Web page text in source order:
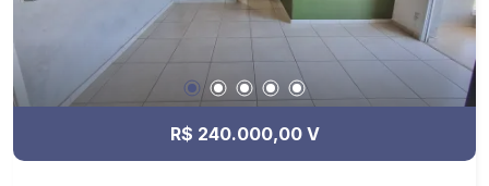
R$ 240.000,00 V